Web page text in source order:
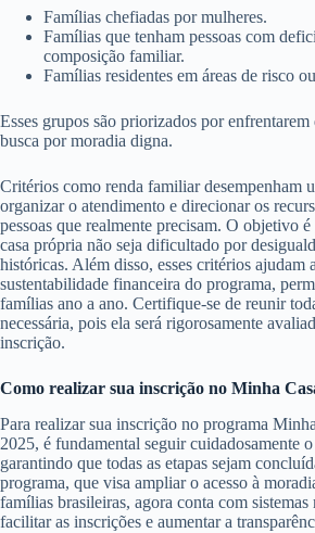
Famílias chefiadas por mulheres.
Famílias que tenham pessoas com
composição familiar.
Famílias residentes em áreas de risco
Esses grupos são priorizados por
busca por moradia digna.
Critérios como renda familiar desempenham
organizar o atendimento e direcionar os
pessoas que realmente precisam. O objetivo
casa própria não seja dificultado por
históricas. Além disso, esses critérios ajudam
sustentabilidade financeira do programa,
famílias ano a ano. Certifique-se de reunir
necessária, pois ela será rigorosamente
inscrição.
Como realizar sua inscrição no Minha
Para realizar sua inscrição no programa
2025, é fundamental seguir cuidadosamente
garantindo que todas as etapas sejam
programa, que visa ampliar o acesso à
famílias brasileiras, agora conta com sistemas
facilitar as inscrições e aumentar a